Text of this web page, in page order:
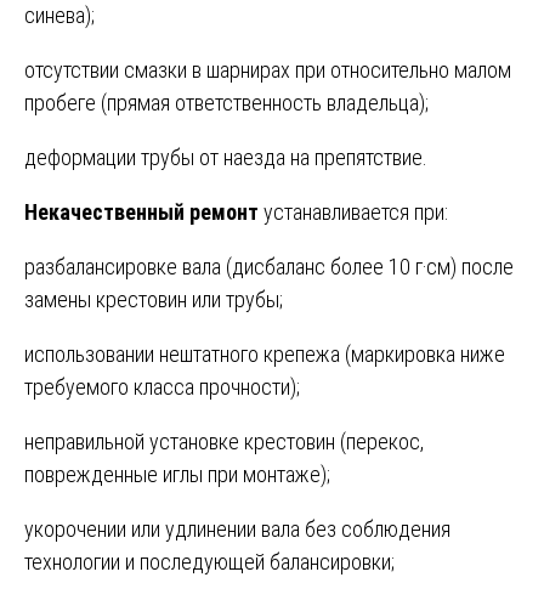
синева);
отсутствии смазки в шарнирах при относительно малом
пробеге (прямая ответственность владельца);
деформации трубы от наезда на препятствие.
Некачественный ремонт устанавливается при:
разбалансировке вала (дисбаланс более 10 г·см) после
замены крестовин или трубы;
использовании нештатного крепежа (маркировка ниже
требуемого класса прочности);
неправильной установке крестовин (перекос,
поврежденные иглы при монтаже);
укорочении или удлинении вала без соблюдения
технологии и последующей балансировки;